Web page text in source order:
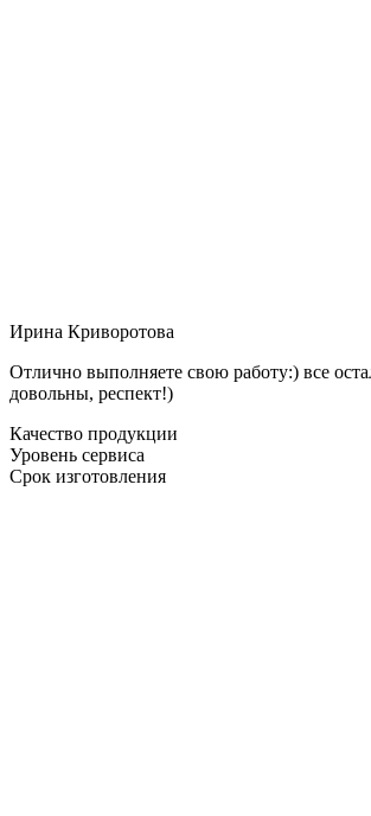
Ирина Криворотова
Отлично выполняете свою работу:) все
довольны, респект!)
Качество продукции
Уровень сервиса
Срок изготовления